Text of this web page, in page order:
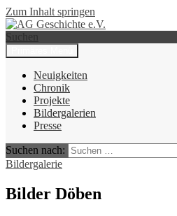
Zum Inhalt springen
AG Geschichte e.V.
Suchen
Neuigkeiten
Chronik
Projekte
Bildergalerien
Presse
Suchen nach:
Bildergalerie
Bilder Döben